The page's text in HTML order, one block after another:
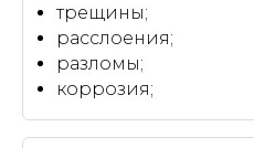
трещины;
расслоения;
разломы;
коррозия;